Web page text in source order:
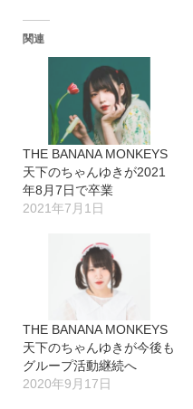
関連
THE BANANA MONKEYS
天下のちゃんゆきが2021
年8月7日で卒業
2021年7月1日
THE BANANA MONKEYS
天下のちゃんゆきが今後も
グループ活動継続へ
2020年9月17日